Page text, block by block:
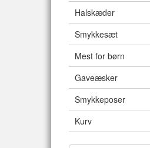
Halskæder
Smykkesæt
Mest for børn
Gaveæsker
Smykkeposer
Kurv